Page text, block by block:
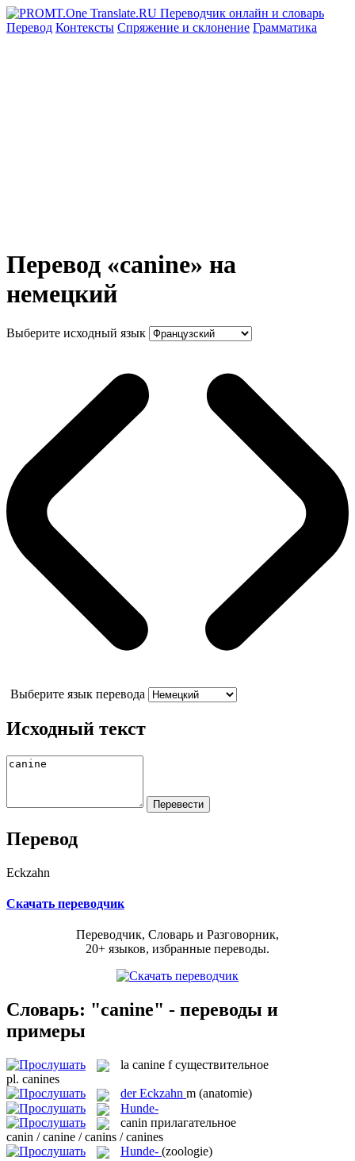
Перевод Контексты Спряжение и склонение Грамматика
Перевод «canine» на
немецкий
Выберите исходный язык
Выберите язык перевода
Исходный текст
Перевод
Eckzahn
Скачать переводчик
Переводчик, Словарь и Разговорник,
20+ языков, избранные переводы.
Словарь: "canine" - переводы и
примеры
la canine f существительное
pl. canines
derEckzahn m (anatomie)
Hunde-
canin прилагательное
canin / canine / canins / canines
Hunde- (zoologie)